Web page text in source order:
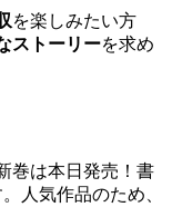
を楽しみたい方
ストーリーを求め
巻は本日発売！書
人気作品のため、